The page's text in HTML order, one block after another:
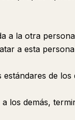
a la otra
a esta
de
los demás,